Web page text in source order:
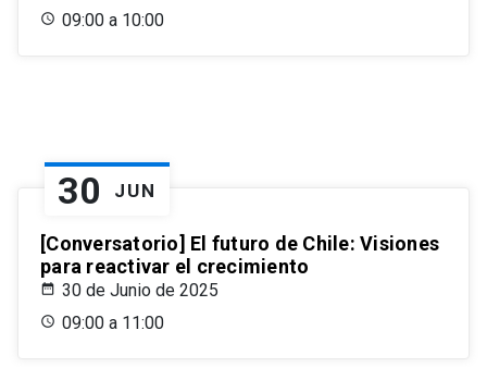
09:00 a 10:00
30 JUN
[Conversatorio] El futuro de Chile: Visiones
para reactivar el crecimiento
30 de Junio de 2025
09:00 a 11:00